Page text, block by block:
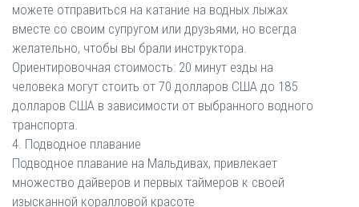
можете отправиться на катание на водных лыжах
вместе со своим супругом или друзьями, но всегда
желательно, чтобы вы брали инструктора.
Ориентировочная стоимость: 20 минут езды на
человека могут стоить от 70 долларов США до 185
долларов США в зависимости от выбранного водного
транспорта.
4. Подводное плавание
Подводное плавание на Мальдивах, привлекает
множество дайверов и первых таймеров к своей
изысканной коралловой красоте